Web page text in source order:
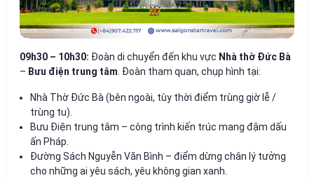
09h30 – 10h30: Đoàn di chuyển đến khu vực Nhà thờ Đức Bà
– Bưu điện trung tâm . Đoàn tham quan, chụp hình tại:
Nhà Thờ Đức Bà (bên ngoài, tùy thời điểm trùng giờ lễ /
trùng tu).
Bưu Điện trung tâm – công trình kiến trúc mang đậm dấu
ấn Pháp.
Đường Sách Nguyễn Văn Bình – điểm dừng chân lý tưởng
cho những ai yêu sách, yêu không gian xanh.